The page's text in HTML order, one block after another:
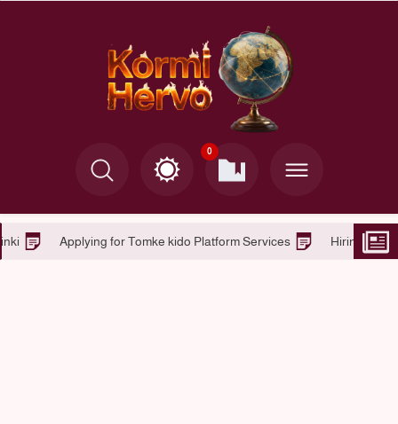
0
Applying for Tomke kido Platform
Tomke kido in Helsinki